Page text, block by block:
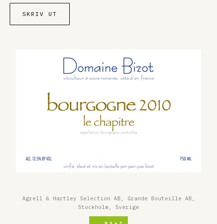
SKRIV UT
Agrell & Hartley Selection AB, Grande Bouteille AB,
Stockholm, Sverige